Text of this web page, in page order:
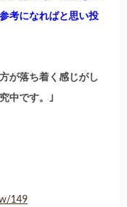
考になればと思い投
が落ち着く感じがし
中です。｣
149